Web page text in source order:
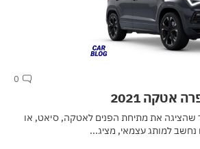
0
אטקה 2021
שהציגה את מתיחת הפנים לאטקה, סיאט, או
נחשב למותג עצמאי, מציג...